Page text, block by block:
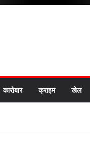
कारोबार क्राइम खेल